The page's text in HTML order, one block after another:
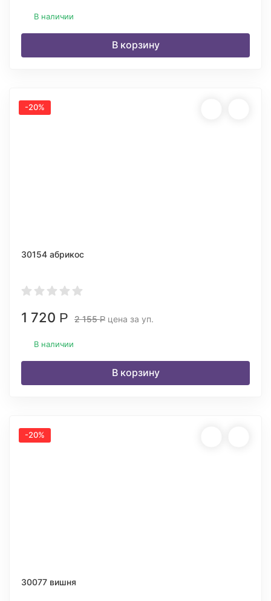
В наличии
В корзину
-20%
30154 абрикос
1 720 Р 2 155Р цена за уп.
В наличии
В корзину
-20%
30077 вишня